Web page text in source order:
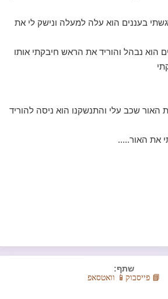
בעננים הוא עלה למעלה ונישק לי את
הוא נבהל והוריד את הראש חיבקתי אותו
האור שכב עלי והתנשקנו הוא ניסה להוריד
את האור.....
שתף:
📘 פייסבוק 📱 וואטסאפ